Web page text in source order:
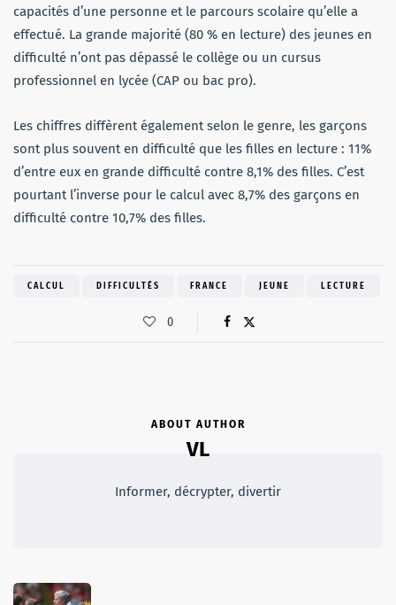
capacités d’une personne et le parcours scolaire qu’elle a
effectué. La grande majorité (80 % en lecture) des jeunes en
difficulté n’ont pas dépassé le collège ou un cursus
professionnel en lycée (CAP ou bac pro).
Les chiffres diffèrent également selon le genre, les garçons
sont plus souvent en difficulté que les filles en lecture : 11%
d’entre eux en grande difficulté contre 8,1% des filles. C’est
pourtant l’inverse pour le calcul avec 8,7% des garçons en
difficulté contre 10,7% des filles.
CALCUL DIFFICULTÉS FRANCE JEUNE LECTURE
0
ABOUT AUTHOR
VL
Informer, décrypter, divertir